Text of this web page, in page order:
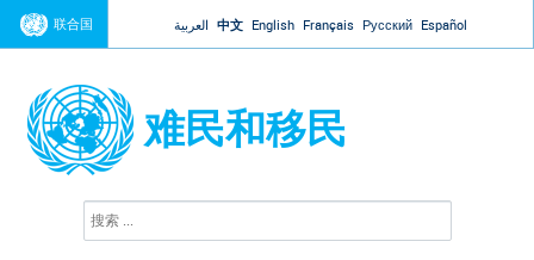
Jump to navigation
联合国 العربية 中文 English Français Русский Español
难民和移民
搜
索